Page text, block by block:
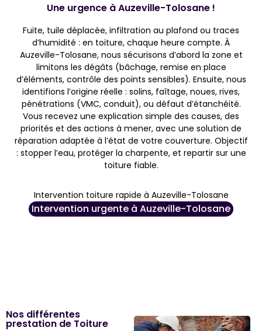
Une urgence à Auzeville-Tolosane !
Fuite, tuile déplacée, infiltration au plafond ou traces
d’humidité : en toiture, chaque heure compte. À
Auzeville-Tolosane, nous sécurisons d’abord la zone et
limitons les dégâts (bâchage, remise en place
d’éléments, contrôle des points sensibles). Ensuite, nous
identifions l’origine réelle : solins, faîtage, noues, rives,
pénétrations (VMC, conduit), ou défaut d’étanchéité.
Vous recevez une explication simple des causes, des
priorités et des actions à mener, avec une solution de
réparation adaptée à l’état de votre couverture. Objectif
: stopper l’eau, protéger la charpente, et repartir sur une
toiture fiable.
Intervention toiture rapide à Auzeville-Tolosane
Intervention urgente à Auzeville-Tolosane
Nos différentes
prestation de Toiture